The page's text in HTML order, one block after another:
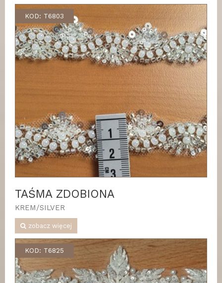
KOD: T6803
TAŚMA ZDOBIONA
KREM/SILVER
zobacz więcej
KOD: T6825